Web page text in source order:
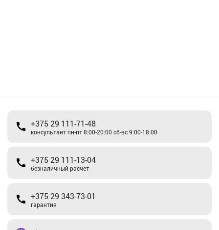
+375 29 111-71-48
консультант пн-пт 8:00-20:00 сб-вс 9:00-18:00
+375 29 111-13-04
безналичный расчет
+375 29 343-73-01
гарантия